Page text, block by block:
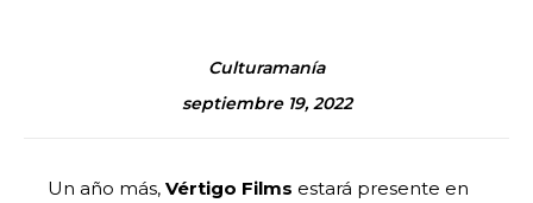
Culturamanía
septiembre 19, 2022
Un año más, Vértigo Films estará presente en